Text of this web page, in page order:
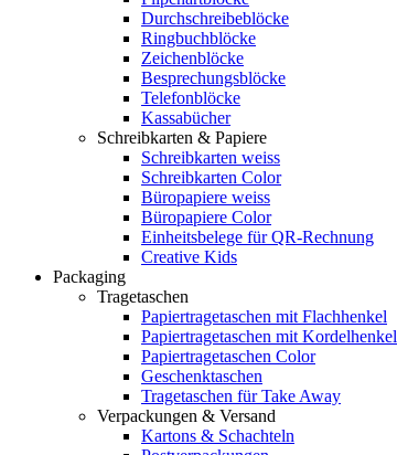
Durchschreibeblöcke
Ringbuchblöcke
Zeichenblöcke
Besprechungsblöcke
Telefonblöcke
Kassabücher
Schreibkarten & Papiere
Schreibkarten weiss
Schreibkarten Color
Büropapiere weiss
Büropapiere Color
Einheitsbelege für QR-Rechnung
Creative Kids
Packaging
Tragetaschen
Papiertragetaschen mit Flachhenkel
Papiertragetaschen mit Kordelhenkel
Papiertragetaschen Color
Geschenktaschen
Tragetaschen für Take Away
Verpackungen & Versand
Kartons & Schachteln